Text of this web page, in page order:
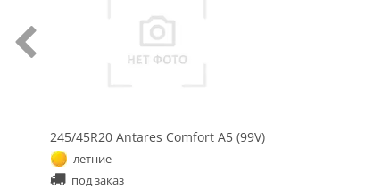
245/45R20 Antares Comfort A5 (99V)
летние
под заказ